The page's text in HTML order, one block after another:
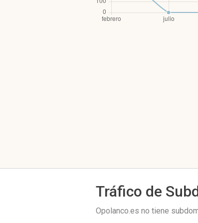
Tráfico de
Opolanco.es no tiene